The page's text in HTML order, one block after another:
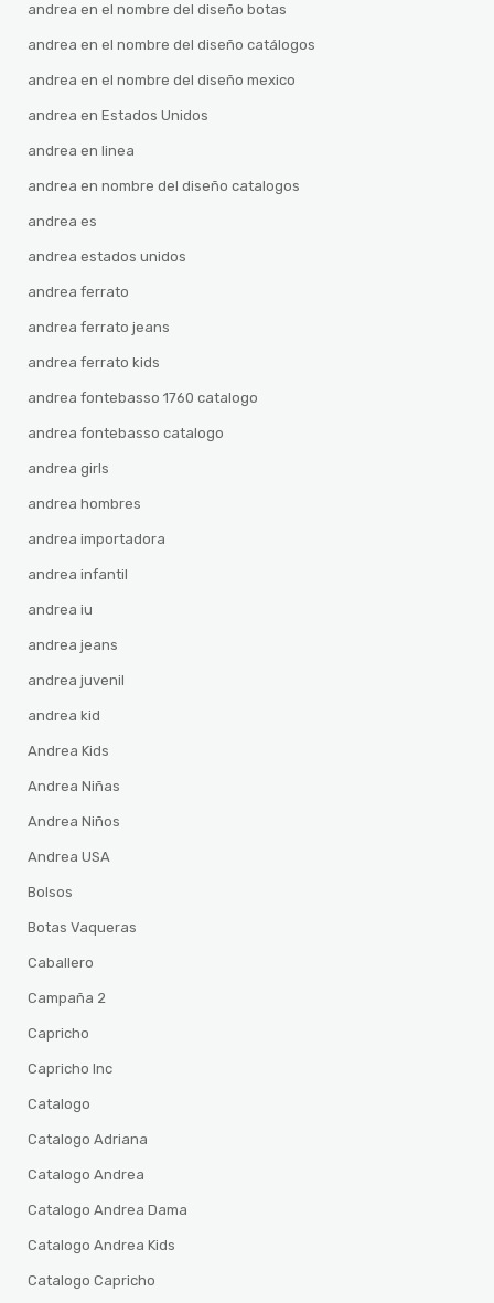
andrea en el nombre del diseño botas
andrea en el nombre del diseño catálogos
andrea en el nombre del diseño mexico
andrea en Estados Unidos
andrea en linea
andrea en nombre del diseño catalogos
andrea es
andrea estados unidos
andrea ferrato
andrea ferrato jeans
andrea ferrato kids
andrea fontebasso 1760 catalogo
andrea fontebasso catalogo
andrea girls
andrea hombres
andrea importadora
andrea infantil
andrea iu
andrea jeans
andrea juvenil
andrea kid
Andrea Kids
Andrea Niñas
Andrea Niños
Andrea USA
Bolsos
Botas Vaqueras
Caballero
Campaña 2
Capricho
Capricho Inc
Catalogo
Catalogo Adriana
Catalogo Andrea
Catalogo Andrea Dama
Catalogo Andrea Kids
Catalogo Capricho